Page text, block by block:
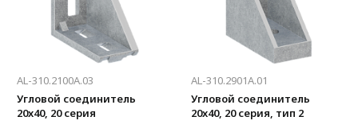
AL-310.2100A.03
Угловой соединитель
20x40, 20 серия
AL-310.2901A.01
Угловой соединитель
20x40, 20 серия, тип 2